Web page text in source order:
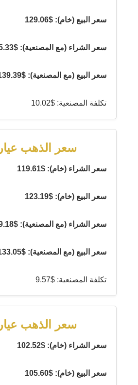
سعر البيع (خام): $129.06
سعر الشراء (مع المصنعية): $135.33
سعر البيع (مع المصنعية): $139.39
تكلفة المصنعية: $10.02
سعر الذهب عيار 21
سعر الشراء (خام): $119.61
سعر البيع (خام): $123.19
سعر الشراء (مع المصنعية): $129.18
سعر البيع (مع المصنعية): $133.05
تكلفة المصنعية: $9.57
سعر الذهب عيار 18
سعر الشراء (خام): $102.52
سعر البيع (خام): $105.60